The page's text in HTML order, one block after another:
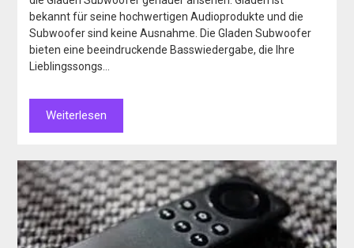
bekannt für seine hochwertigen Audioprodukte und die
Subwoofer sind keine Ausnahme. Die Gladen Subwoofer
bieten eine beeindruckende Basswiedergabe, die Ihre
Lieblingssongs…
Weiterlesen